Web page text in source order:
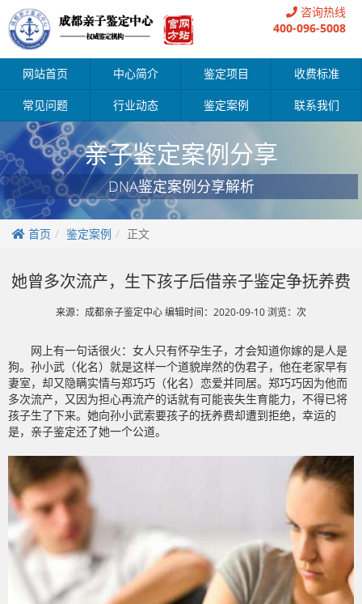
咨询热线
400-096-5008
网站首页 中心简介 鉴定项目 收费标准
常见问题 行业动态 鉴定案例 联系我们
亲子鉴定案例分享
DNA鉴定案例分享解析
首页 鉴定案例 正文
她曾多次流产，生下孩子后借亲子鉴定争抚养费
来源：成都亲子鉴定中心 编辑时间：2020-09-10 浏览： 次
网上有一句话很火：女人只有怀孕生子，才会知道你嫁的是人是
狗。孙小武（化名）就是这样一个道貌岸然的伪君子，他在老家早有
妻室，却又隐瞒实情与郑巧巧（化名）恋爱并同居。郑巧巧因为他而
多次流产，又因为担心再流产的话就有可能丧失生育能力，不得已将
孩子生了下来。她向孙小武索要孩子的抚养费却遭到拒绝，幸运的
是，亲子鉴定还了她一个公道。